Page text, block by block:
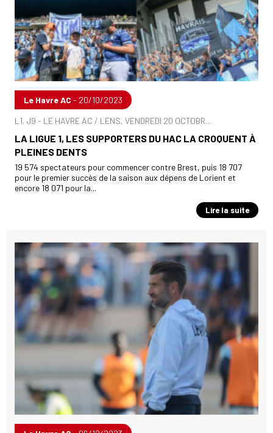
Le Havre AC - 20/10/2023
L1. J9 - LE HAVRE AC / LENS, VENDREDI 20 OCTOBR...
LA LIGUE 1, LES SUPPORTERS DU HAC LA CROQUENT À
PLEINES DENTS
19 574 spectateurs pour commencer contre Brest, puis 18 707
pour le premier succès de la saison aux dépens de Lorient et
encore 18 071 pour la...
Lire la suite